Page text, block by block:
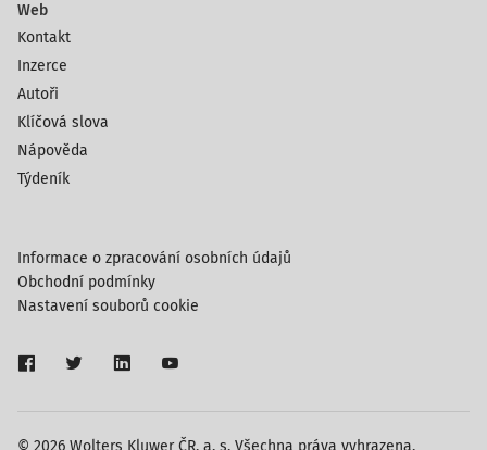
Web
Kontakt
Inzerce
Autoři
Klíčová slova
Nápověda
Týdeník
© 2026 Wolters Kluwer ČR, a. s. Všechna práva vyhrazena.
Informace o zpracování osobních údajů
Obchodní podmínky
Nastavení souborů cookie